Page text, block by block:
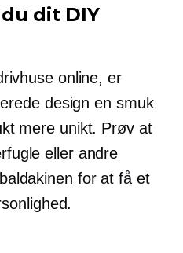
dit DIY
online, er
design en smuk
mere unikt. Prøv at
eller andre
for at få et